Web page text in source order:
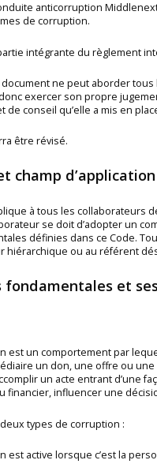
anticorruption
de corruption.
intégrante du règlement
ne peut aborder
exercer son propre
de conseil qu’elle a mis en
être révisé.
champ d’application
à tous les
se doit d’adopter un
définies dans ce Code.
hiérarchique ou au référent
fondamentales et
est un comportement par
un don, une offre ou
un acte entrant d’une
financier, influencer une
types de corruption :
est active lorsque c’est la